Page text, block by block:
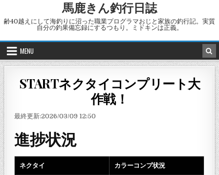
馬鹿きん釣行日誌
齢40越えにして海釣りに沼った職業プログラマおじと家族の釣行記。実質
自分の釣果備忘録にするつもり。ミドキンは正義。
MENU
STARTネクタイコンプリート大
作戦！
最終更新:2026/03/09 12:50
進捗状況
ネクタイ カラーコンプ状況